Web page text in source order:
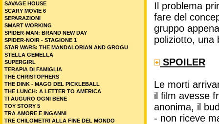
Il problema
fare del
gruppo
poliziotto, una
SPOILER
Le morti
il film avesse
anonima, il
- non riceve
SAVAGE HOUSE
SCARY MOVIE 6
SEPARAZIONI
SMART WORKING
SPIDER-MAN: BRAND NEW DAY
SPIDER-NOIR - STAGIONE 1
STAR WARS: THE MANDALORIAN AND GROGU
STELLA GEMELLA
SUPERGIRL
TERAPIA DI FAMIGLIA
THE CHRISTOPHERS
THE DINK - MAGO DEL PICKLEBALL
THE LUNCH: A LETTER TO AMERICA
TI AUGURO OGNI BENE
TOY STORY 5
TRA AMORE E INGANNI
TRE CHILOMETRI ALLA FINE DEL MONDO